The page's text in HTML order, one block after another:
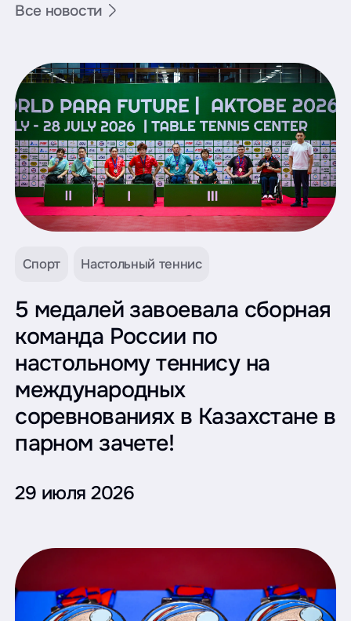
Все новости
Спорт Настольный теннис
5 медалей завоевала сборная
команда России по
настольному теннису на
международных
соревнованиях в Казахстане в
парном зачете!
29 июля 2026